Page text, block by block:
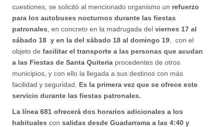
cuestiones, se solicitó al mencionado organismo un refuerzo
para los autobuses nocturnos durante las fiestas
patronales , en concreto en la madrugada del viernes 17 al
sábado 18 y en la del sábado 18 al domingo 19 , con el
objeto de facilitar el transporte a las personas que acudan
a las Fiestas de Santa Quiteria procedentes de otros
municipios, y con ello la llegada a sus destinos con más
facilidad y seguridad. Es la primera vez que se ofrece este
servicio durante las fiestas patronales.
La línea 681 ofrecerá dos horarios adicionales a los
habituales con salidas desde Guadarrama a las 4:40 y